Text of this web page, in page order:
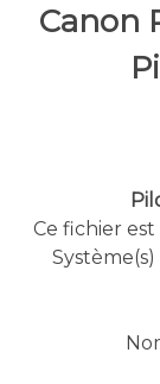
Canon
Ce fichier